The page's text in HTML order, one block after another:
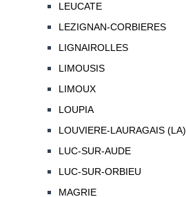
LEUCATE
LEZIGNAN-CORBIERES
LIGNAIROLLES
LIMOUSIS
LIMOUX
LOUPIA
LOUVIERE-LAURAGAIS (LA)
LUC-SUR-AUDE
LUC-SUR-ORBIEU
MAGRIE